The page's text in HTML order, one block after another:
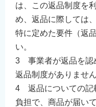
は、この返品制度を
め、返品に際しては
特に定めた要件（返
い。
3 事業者が返品を認
返品制度がありません
4 返品についての記
負担で、商品が届い